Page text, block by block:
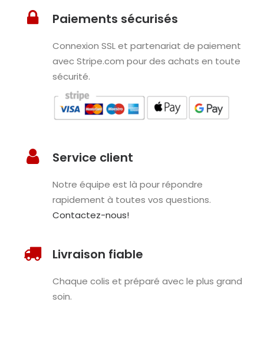
Paiements sécurisés
Connexion SSL et partenariat de paiement
avec Stripe.com pour des achats en toute
sécurité.
Service client
Notre équipe est là pour répondre
rapidement à toutes vos questions.
Contactez-nous!
Livraison fiable
Chaque colis et préparé avec le plus grand
soin.